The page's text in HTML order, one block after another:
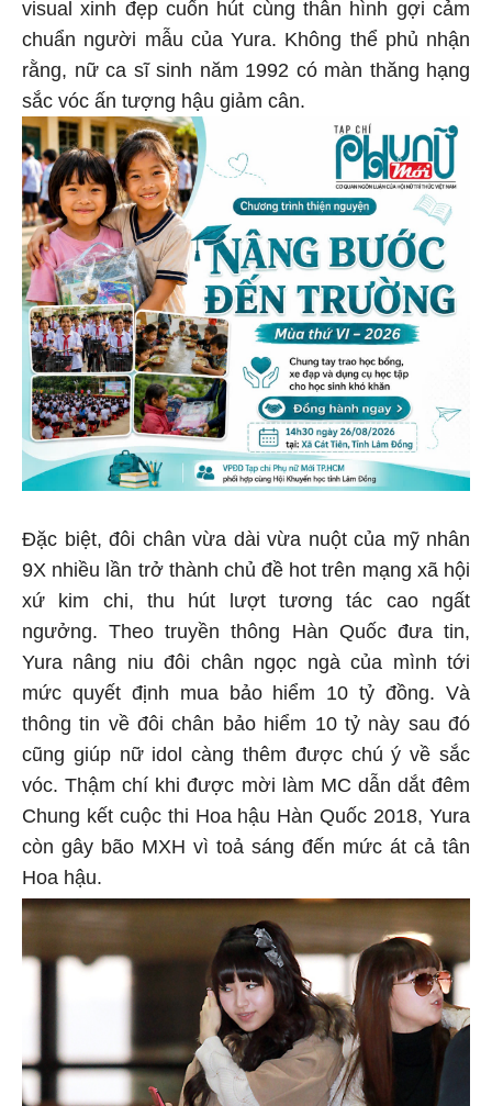
visual xinh đẹp cuốn hút cùng thân hình gợi cảm
chuẩn người mẫu của Yura. Không thể phủ nhận
rằng, nữ ca sĩ sinh năm 1992 có màn thăng hạng
sắc vóc ấn tượng hậu giảm cân.
Đặc biệt, đôi chân vừa dài vừa nuột của mỹ nhân
9X nhiều lần trở thành chủ đề hot trên mạng xã hội
xứ kim chi, thu hút lượt tương tác cao ngất
ngưởng. Theo truyền thông Hàn Quốc đưa tin,
Yura nâng niu đôi chân ngọc ngà của mình tới
mức quyết định mua bảo hiểm 10 tỷ đồng. Và
thông tin về đôi chân bảo hiểm 10 tỷ này sau đó
cũng giúp nữ idol càng thêm được chú ý về sắc
vóc. Thậm chí khi được mời làm MC dẫn dắt đêm
Chung kết cuộc thi Hoa hậu Hàn Quốc 2018, Yura
còn gây bão MXH vì toả sáng đến mức át cả tân
Hoa hậu.